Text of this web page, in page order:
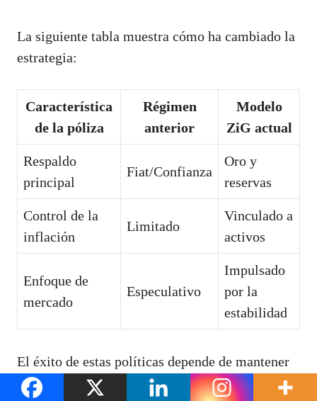
La siguiente tabla muestra cómo ha cambiado la
estrategia:
Característica
de la póliza
Régimen
anterior
Modelo
ZiG actual
Respaldo
principal
Fiat/Confianza
Oro y
reservas
Control de la
inflación
Limitado
Vinculado a
activos
Enfoque de
mercado
Especulativo
Impulsado
por la
estabilidad
El éxito de estas políticas depende de mantener
las cosas claras. Si el gobierno cumple sus